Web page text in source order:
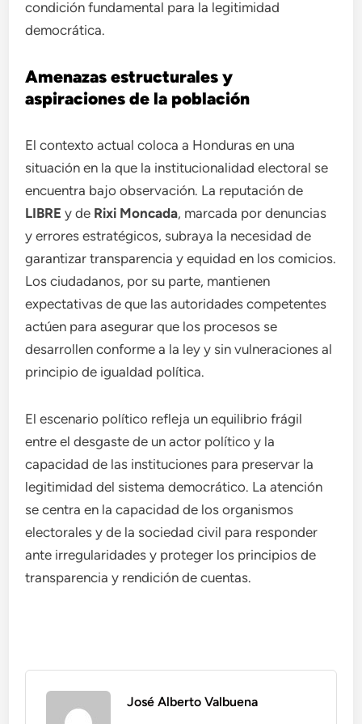
condición fundamental para la legitimidad
democrática.
Amenazas estructurales y
aspiraciones de la población
El contexto actual coloca a Honduras en una
situación en la que la institucionalidad electoral se
encuentra bajo observación. La reputación de
LIBRE y de Rixi Moncada, marcada por denuncias
y errores estratégicos, subraya la necesidad de
garantizar transparencia y equidad en los comicios.
Los ciudadanos, por su parte, mantienen
expectativas de que las autoridades competentes
actúen para asegurar que los procesos se
desarrollen conforme a la ley y sin vulneraciones al
principio de igualdad política.
El escenario político refleja un equilibrio frágil
entre el desgaste de un actor político y la
capacidad de las instituciones para preservar la
legitimidad del sistema democrático. La atención
se centra en la capacidad de los organismos
electorales y de la sociedad civil para responder
ante irregularidades y proteger los principios de
transparencia y rendición de cuentas.
José Alberto Valbuena